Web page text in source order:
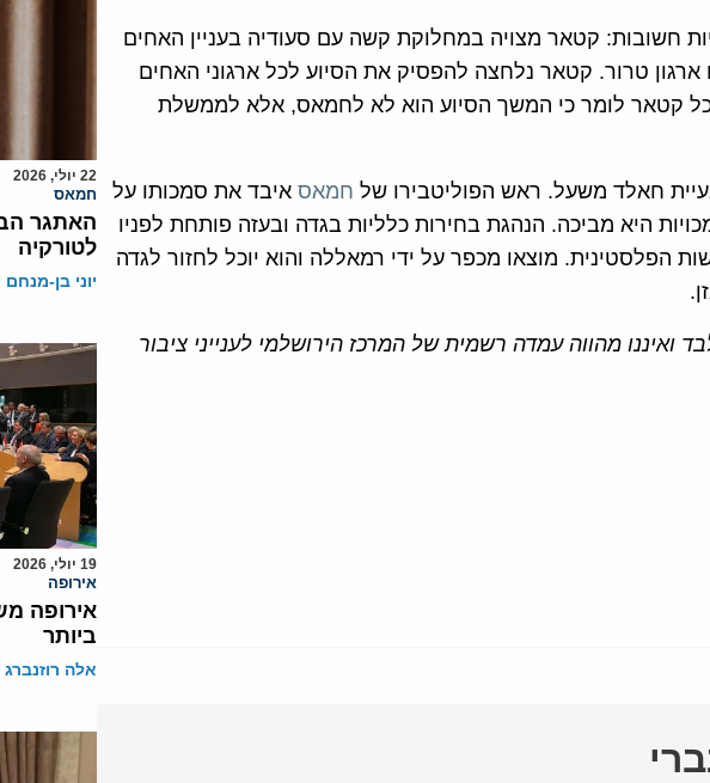
חשובות: קטאר מצויה במחלוקת קשה עם סעודיה בעניין האחים
טרור. קטאר נלחצה להפסיק את הסיוע לכל ארגוני האחים
קטאר לומר כי המשך הסיוע הוא לא לחמאס, אלא לממשלת
חאלד משעל. ראש הפוליטבירו של חמאס איבד את סמכותו על
היא מביכה. הנהגת בחירות כלליות בגדה ובעזה פותחת לפניו
הפלסטינית. מוצאו מכפר על ידי רמאללה והוא יוכל לחזור לגדה
מהווה עמדה רשמית של המרכז הירושלמי לענייני ציבור
22 יולי, 2026
חמאס
האתגר
לטורקיה
יוני בן-מנחם
19 יולי, 2026
אירופה
אירופה
ביותר
אלה רוזנברג